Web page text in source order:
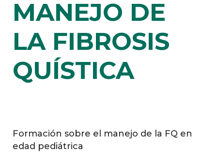
MANEJO DE
LA FIBROSIS
QUÍSTICA
Formación sobre el manejo de la FQ en
edad pediátrica